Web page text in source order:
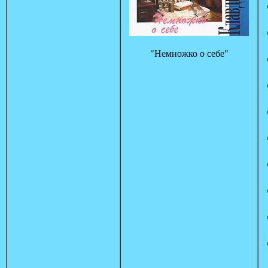
"Немножко о себе"